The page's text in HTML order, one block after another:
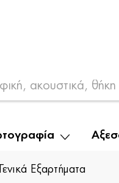
Γενικά Εξαρτήματα